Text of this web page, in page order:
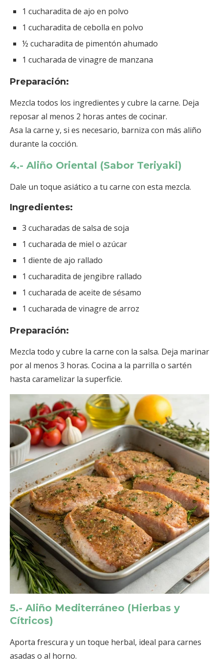
1 cucharadita de ajo en polvo
1 cucharadita de cebolla en polvo
½ cucharadita de pimentón ahumado
1 cucharada de vinagre de manzana
Preparación:
Mezcla todos los ingredientes y cubre la carne. Deja
reposar al menos 2 horas antes de cocinar.
Asa la carne y, si es necesario, barniza con más aliño
durante la cocción.
4.- Aliño Oriental (Sabor Teriyaki)
Dale un toque asiático a tu carne con esta mezcla.
Ingredientes:
3 cucharadas de salsa de soja
1 cucharada de miel o azúcar
1 diente de ajo rallado
1 cucharadita de jengibre rallado
1 cucharada de aceite de sésamo
1 cucharada de vinagre de arroz
Preparación:
Mezcla todo y cubre la carne con la salsa. Deja marinar
por al menos 3 horas. Cocina a la parrilla o sartén
hasta caramelizar la superficie.
5.- Aliño Mediterráneo (Hierbas y
Cítricos)
Aporta frescura y un toque herbal, ideal para carnes
asadas o al horno.